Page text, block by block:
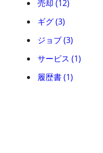
売却 (12)
ギグ (3)
ジョブ (3)
サービス (1)
履歴書 (1)